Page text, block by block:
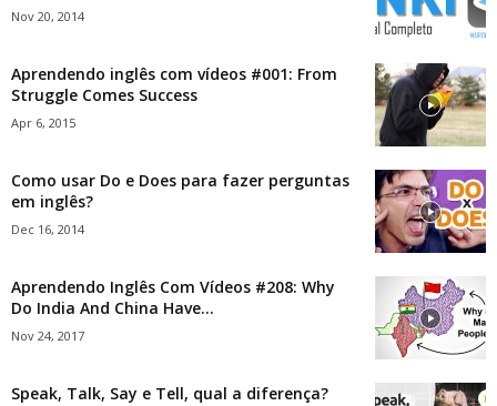
Nov 20, 2014
Aprendendo inglês com vídeos #001: From
Struggle Comes Success
Apr 6, 2015
Como usar Do e Does para fazer perguntas
em inglês?
Dec 16, 2014
Aprendendo Inglês Com Vídeos #208: Why
Do India And China Have...
Nov 24, 2017
Speak, Talk, Say e Tell, qual a diferença?